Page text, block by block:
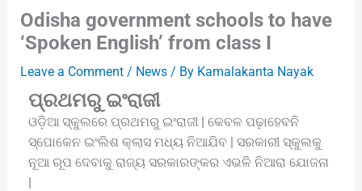
Odisha government schools to have
‘Spoken English’ from class I
Leave a Comment / News/ By Kamalakanta Nayak
ପ୍ରଥମରୁ ଇଂରାଜୀ
ଓଡ଼ିଆ ସ୍କୁଲରେ ପ୍ରଥମରୁ ଇଂରାଜୀ | କେବଳ ପଢ଼ାହେବନି
ସ୍ପୋକେନ ଇଂଲିଶ କ୍ଲାସ ମଧ୍ୟ ନିଆଯିବ | ସରକାରୀ ସ୍କୁଲକୁ
ନୂଆ ରୂପ ଦେବାକୁ ରାଜ୍ୟ ସରକାରଙ୍କର ଏଭଳି ନିଆରା ଯୋଜନା